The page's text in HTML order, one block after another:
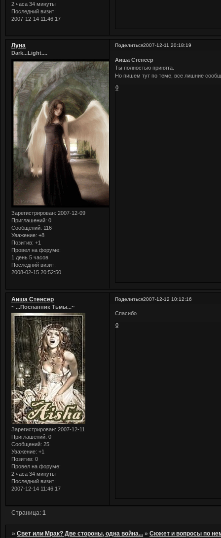
2 часа 34 минуты
Последний визит:
2007-12-14 11:46:17
Поделиться2007-12-11 20:18:19
Луна
Dark...Light....
Зарегистрирован: 2007-12-09
Приглашений: 0
Сообщений: 116
Уважение: +8
Позитив: +1
Провел на форуме:
1 день 5 часов
Последний визит:
2008-02-15 20:52:50
Аиша Стенсер
Ты полностью принята.
Но пишем тут по теме, все лишние
0
Поделиться2007-12-12 10:12:16
Аиша Стенсер
~ ...Посланник Тьмы...~
Зарегистрирован: 2007-12-11
Приглашений: 0
Сообщений: 25
Уважение: +1
Позитив: 0
Провел на форуме:
2 часа 34 минуты
Последний визит:
2007-12-14 11:46:17
Спасибо
0
Страница:1
»Свет или Мрак? Две стороны, одна война... »Сюжет и вопросы по